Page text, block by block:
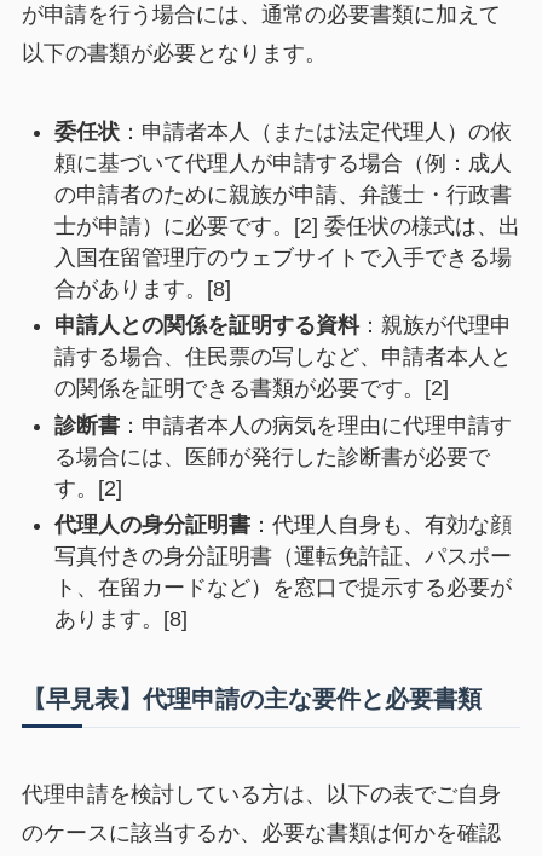
が申請を行う場合には、通常の必要書類に加えて
以下の書類が必要となります。
委任状：申請者本人（または法定代理人）の依
頼に基づいて代理人が申請する場合（例：成人
の申請者のために親族が申請、弁護士・行政書
士が申請）に必要です。[2] 委任状の様式は、出
入国在留管理庁のウェブサイトで入手できる場
合があります。[8]
申請人との関係を証明する資料：親族が代理申
請する場合、住民票の写しなど、申請者本人と
の関係を証明できる書類が必要です。[2]
診断書：申請者本人の病気を理由に代理申請す
る場合には、医師が発行した診断書が必要で
す。[2]
代理人の身分証明書：代理人自身も、有効な顔
写真付きの身分証明書（運転免許証、パスポー
ト、在留カードなど）を窓口で提示する必要が
あります。[8]
【早見表】代理申請の主な要件と必要書類
代理申請を検討している方は、以下の表でご自身
のケースに該当するか、必要な書類は何かを確認